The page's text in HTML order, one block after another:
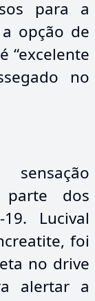
para a
opção de
“excelente
no
parte dos
Lucival
foi
no drive
alertar a